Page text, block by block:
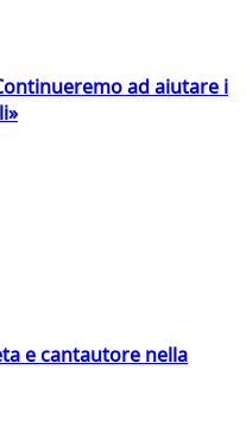
ad aiutare i
e cantautore nella